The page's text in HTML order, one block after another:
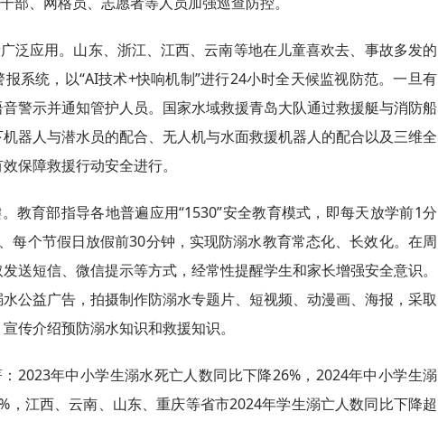
泛应用。山东、浙江、江西、云南等地在儿童喜欢去、事故多发的
系统，以“AI技术+快响机制”进行24小时全天候监视防范。一旦有
警示并通知管护人员。国家水域救援青岛大队通过救援艇与消防船
器人与潜水员的配合、无人机与水面救援机器人的配合以及三维全
保障救援行动安全进行。
教育部指导各地普遍应用“1530”安全教育模式，即每天放学前1分
每个节假日放假前30分钟，实现防溺水教育常态化、长效化。在周
送短信、微信提示等方式，经常性提醒学生和家长增强安全意识。
公益广告，拍摄制作防溺水专题片、短视频、动漫画、海报，采取
传介绍预防溺水知识和救援知识。
2023年中小学生溺水死亡人数同比下降26%，2024年中小学生溺
，江西、云南、山东、重庆等省市2024年学生溺亡人数同比下降超